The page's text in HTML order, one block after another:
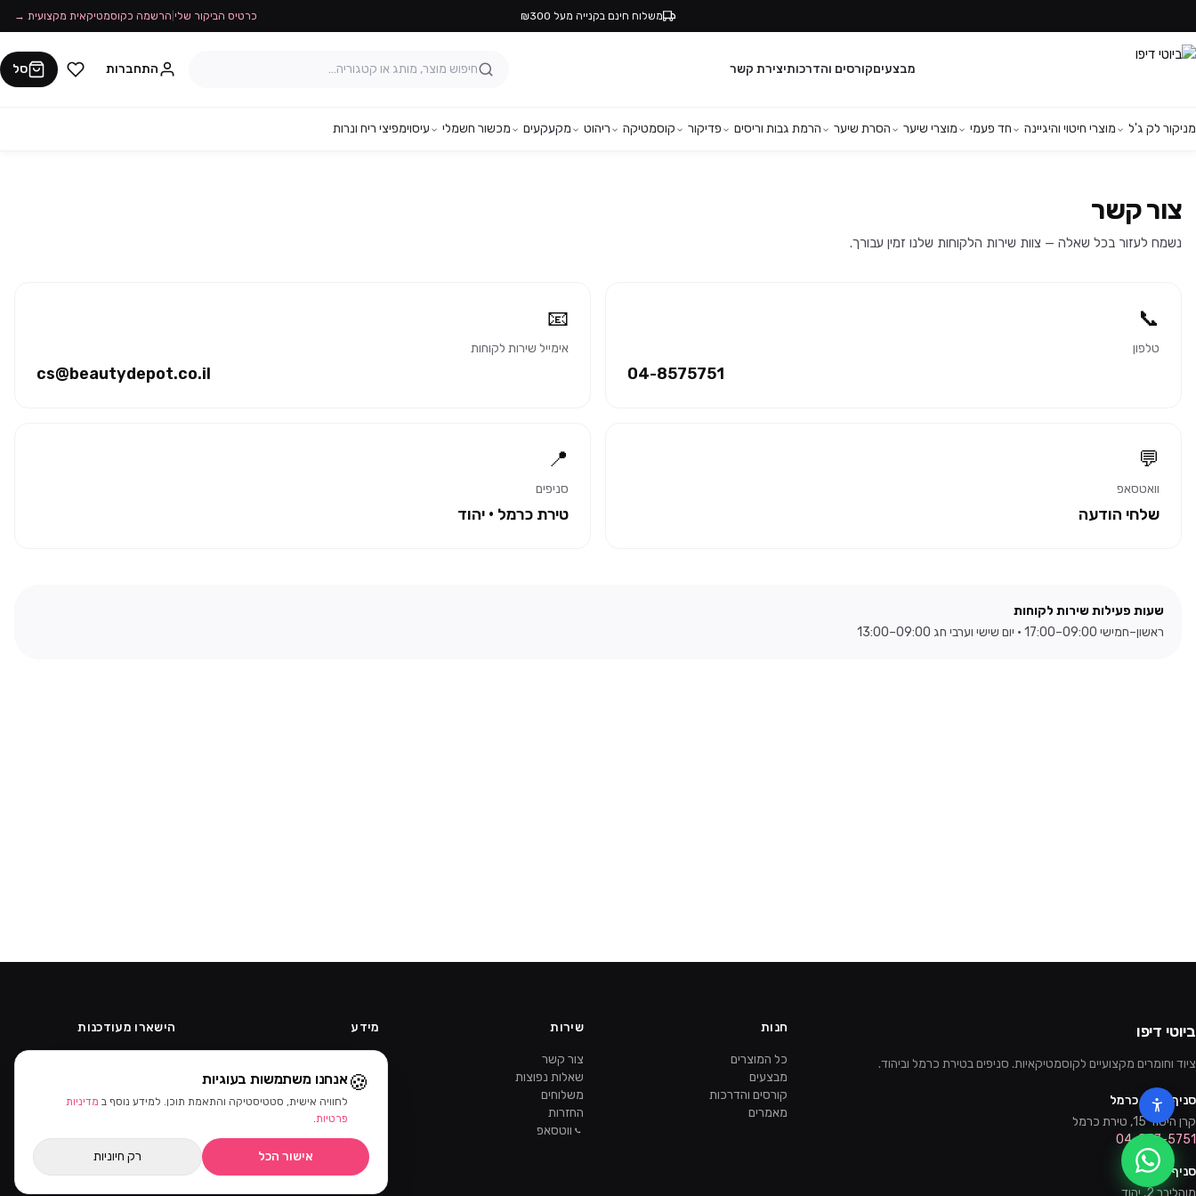
משלוח חינם בקנייה מעל ₪300 כרטיס הביקור שלי הרשמה כקוסמטיקאית מקצועית →
מבצעיםקורסים והדרכותיצירת קשר התחברות סל
מניקור לק ג'ל מוצרי חיטוי והיגיינה חד פעמי מוצרי שיער הסרת שיער הרמת גבות וריסים פדיקור קוסמטיקה ריהוט מקעקעים מכשור חשמלי עיסוימפיצי ריח ונרות
צור קשר
נשמח לעזור בכל שאלה — צוות שירות הלקוחות שלנו זמין עבורך.
📞
טלפון
04-8575751
📧
אימייל שירות לקוחות
cs@beautydepot.co.il
💬
וואטסאפ
שלחי הודעה
📍
סניפים
טירת כרמל · יהוד
שעות פעילות שירות לקוחות
ראשון–חמישי 09:00–17:00 · יום שישי וערבי חג 09:00–13:00
ביוטי דיפו
ציוד וחומרים מקצועיים לקוסמטיקאיות. סניפים בטירת כרמל וביהוד.
סניף טירת כרמל
קרן היסוד 15, טירת כרמל
04-857-5751
סניף יהוד
מוהליבר 2, יהוד
חנות
כל המוצרים
מבצעים
קורסים והדרכות
מאמרים
שירות
צור קשר
שאלות נפוצות
משלוחים
החזרות
ווטסאפ
מידע
תקנון
מדיניות פרטיות
ביטול עסקה
הישארו מעודכנות
קבלו מבצעים ומוצרים חדשים קודם.
מהאדמין.
🍪אנחנו משתמשות בעוגיות
לחוויה אישית, סטטיסטיקה והתאמת תוכן. למידע נוסף ב מדיניות
פרטיות.
אישור הכל רק חיוניות